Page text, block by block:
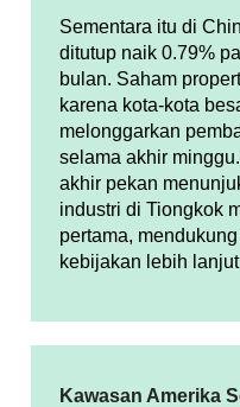
Sementara itu di
ditutup naik 0.79%
bulan. Saham
karena kota-kota
melonggarkan
selama akhir
akhir pekan
industri di Tiongkok
pertama,
kebijakan lebih
Kawasan Amerika